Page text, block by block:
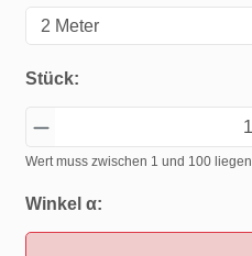
Stück:
Wert muss zwischen 1 und 100 liegen
Winkel α: